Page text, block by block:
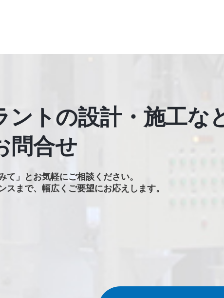
ントの設計・施工な
問合せ
て」と お気軽にご相談ください。
スまで、 幅広くご要望にお応えします。